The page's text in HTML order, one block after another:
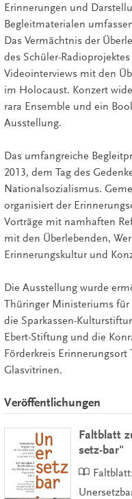
Erinnerungen und
Begleitmaterialen
Das Vermächtnis der
des Schüler-
Videointerviews mit den
im Holocaust. Konzert
rara Ensemble und ein
Ausstellung.
Das umfangreiche
2013, dem Tag des
Nationalsozialismus.
organisiert der
Vorträge mit namhaften
mit den Überlebenden,
Erinnerungskultur und
Die Ausstellung wurde
Thüringer Ministeriums für
die Sparkassen-
Ebert-Stiftung und die
Förderkreis
Glasvitrinen.
Veröffentlichungen
Faltblatt
setz-bar"
Faltblatt: